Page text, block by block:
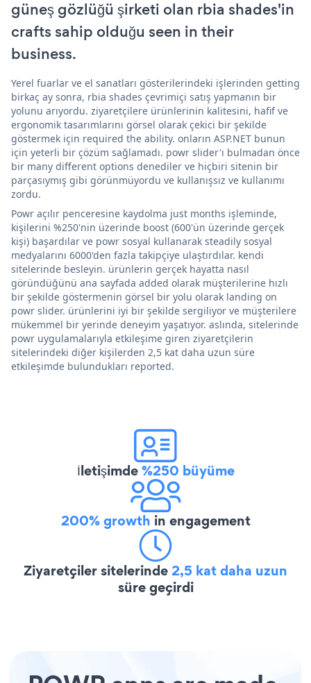
güneş gözlüğü şirketi olan rbia shades'in
crafts sahip olduğu seen in their
business.
Yerel fuarlar ve el sanatları gösterilerindeki işlerinden getting
birkaç ay sonra, rbia shades çevrimiçi satış yapmanın bir
yolunu arıyordu. ziyaretçilere ürünlerinin kalitesini, hafif ve
ergonomik tasarımlarını görsel olarak çekici bir şekilde
göstermek için required the ability. onların ASP.NET bunun
için yeterli bir çözüm sağlamadı. powr slider'ı bulmadan önce
bir many different options denediler ve hiçbiri sitenin bir
parçasıymış gibi görünmüyordu ve kullanışsız ve kullanımı
zordu.
Powr açılır penceresine kaydolma just months işleminde,
kişilerini %250'nin üzerinde boost (600'ün üzerinde gerçek
kişi) başardılar ve powr sosyal kullanarak steadily sosyal
medyalarını 6000'den fazla takipçiye ulaştırdılar. kendi
sitelerinde besleyin. ürünlerin gerçek hayatta nasıl
göründüğünü ana sayfada added olarak müşterilerine hızlı
bir şekilde göstermenin görsel bir yolu olarak landing on
powr slider. ürünlerini iyi bir şekilde sergiliyor ve müşterilere
mükemmel bir yerinde deneyim yaşatıyor. aslında, sitelerinde
powr uygulamalarıyla etkileşime giren ziyaretçilerin
sitelerindeki diğer kişilerden 2,5 kat daha uzun süre
etkileşimde bulundukları reported.
İletişimde%250 büyüme
200% growth in engagement
Ziyaretçiler sitelerinde2,5 kat daha uzun
süre geçirdi